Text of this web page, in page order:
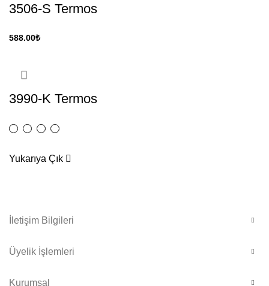
3506-S Termos
588.00₺
3990-K Termos
Yukarıya Çık
İletişim Bilgileri
Üyelik İşlemleri
Kurumsal